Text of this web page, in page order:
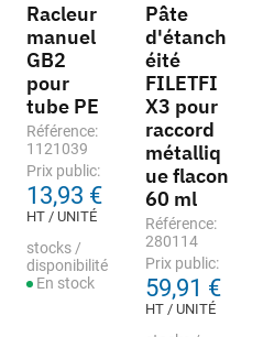
Racleur
manuel
GB2
pour
tube PE
Référence:
1121039
Prix public:
13,93 €
HT / UNITÉ
stocks /
disponibilité
En stock
Pâte
d'étanch
éité
FILETFI
X3 pour
raccord
métalliq
ue flacon
60 ml
Référence:
280114
Prix public:
59,91 €
HT / UNITÉ